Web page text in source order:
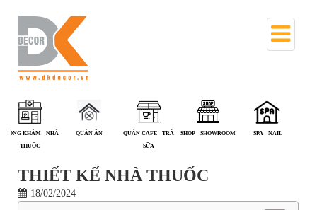
QUÁN ĂN
QUÁN CAFE - TRÀ
SHOP - SHOWROOM SPA - NAIL TRIỂN LÃM
THIẾT KẾ NHÀ THUỐC
18/02/2024